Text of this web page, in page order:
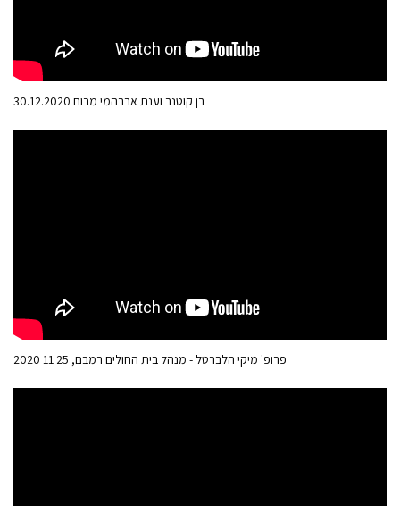
רן קוטנר וענת אברהמי מרום 30.12.2020
פרופ' מיקי הלברטל - מנהל בית החולים רמבם, 25 11 2020